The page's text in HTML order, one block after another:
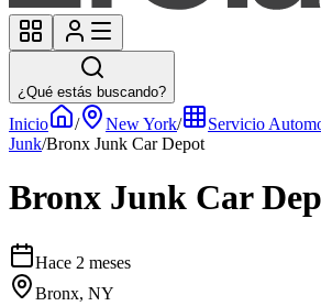
¿Qué estás buscando?
Inicio / New York/ Servicio
Junk/Bronx Junk Car Depot
Bronx Junk Car
Hace 2 meses
Bronx, NY